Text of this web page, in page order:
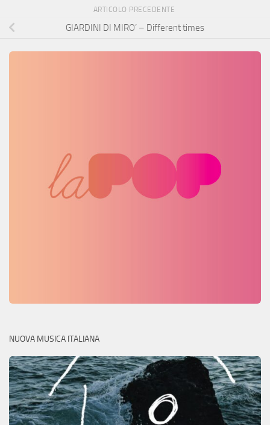
ARTICOLO PRECEDENTE
GIARDINI DI MIRO’ – Different times
NUOVA MUSICA ITALIANA